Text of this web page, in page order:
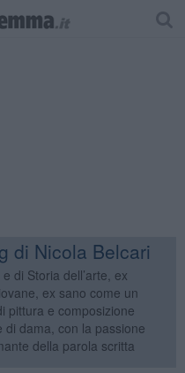
di Nicola Belcari
di Storia dell’arte, ex
ex sano come un
pittura e composizione
di dama, con la passione
della parola scritta